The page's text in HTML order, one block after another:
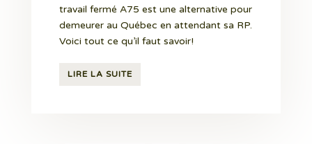
travail fermé A75 est une alternative pour
demeurer au Québec en attendant sa RP.
Voici tout ce qu’il faut savoir!
LIRE LA SUITE